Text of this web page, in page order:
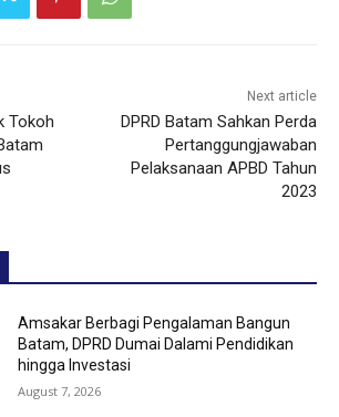
Tokoh
Next article
DPRD Batam Sahkan Perda
Pertanggungjawaban
Pelaksanaan APBD Tahun
2023
Amsakar Berbagi Pengalaman Bangun
Batam, DPRD Dumai Dalami Pendidikan
hingga Investasi
August 7, 2026